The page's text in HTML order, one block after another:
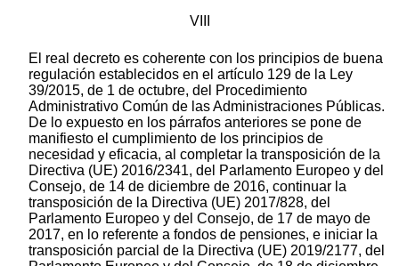
VIII
El real decreto es coherente con los principios de buena
regulación establecidos en el artículo 129 de la Ley
39/2015, de 1 de octubre, del Procedimiento
Administrativo Común de las Administraciones Públicas.
De lo expuesto en los párrafos anteriores se pone de
manifiesto el cumplimiento de los principios de
necesidad y eficacia, al completar la transposición de la
Directiva (UE) 2016/2341, del Parlamento Europeo y del
Consejo, de 14 de diciembre de 2016, continuar la
transposición de la Directiva (UE) 2017/828, del
Parlamento Europeo y del Consejo, de 17 de mayo de
2017, en lo referente a fondos de pensiones, e iniciar la
transposición parcial de la Directiva (UE) 2019/2177, del